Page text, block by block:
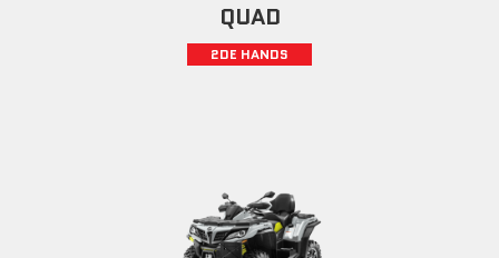
QUAD
2DE HANDS